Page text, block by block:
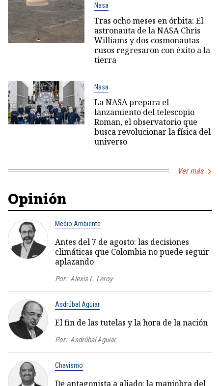
Nasa
Tras ocho meses en órbita: El
astronauta de la NASA Chris
Williams y dos cosmonautas
rusos regresaron con éxito a la
tierra
Nasa
La NASA prepara el
lanzamiento del telescopio
Roman, el observatorio que
busca revolucionar la física del
universo
Ver más
Opinión
Medio Ambiente
Antes del 7 de agosto: las decisiones
climáticas que Colombia no puede seguir
aplazando
Por: Alexis L. Leroy
Asdrúbal Aguiar
El fin de las tutelas y la hora de la nación
Por: Asdrúbal Aguiar
Chavismo
De antagonista a aliado: la maniobra del